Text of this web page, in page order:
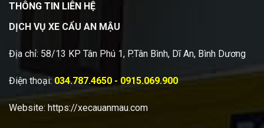
THÔNG TIN LIÊN HỆ
DỊCH VỤ XE CẨU AN MẬU
Địa chỉ: 58/13 KP Tân Phú 1, P.Tân Bình, Dĩ An, Bình Dương
Điện thoại: 034.787.4650 - 0915.069.900
Website: https://xecauanmau.com